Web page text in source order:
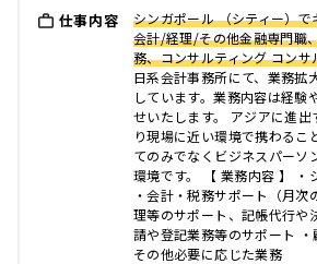
仕事内容
シンガポール （シティー）
会計/経理/その他金融専門職
務、コンサルティング コン
日系会計事務所にて、業務拡
しています。業務内容は経験
せいたします。 アジアに進出
り現場に近い環境で携わるこ
てのみでなくビジネスパーソ
環境です。 【 業務内容 】 ・
・会計・税務サポート（月次
理等のサポート、記帳代行や
請や登記業務等のサポート ・
その他必要に応じた業務